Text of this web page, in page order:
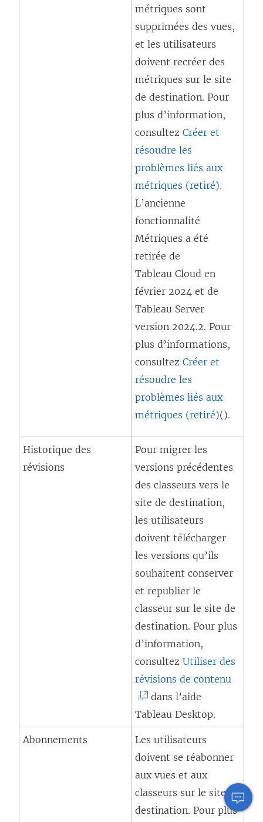
)
n
s
’
o
u
v
r
e
d
a
n
u
n
n
o
u
v
e
l
l
e
f
n
ê
t
r
e
)
métriques sont
supprimées des vues,
et les utilisateurs
doivent recréer des
métriques sur le site
de destination. Pour
plus d’information,
consultez Créer et
résoudre les
problèmes liés aux
métriques (retiré).
L’ancienne
fonctionnalité
Métriques a été
retirée de
Tableau Cloud en
février 2024 et de
Tableau Server
version 2024.2. Pour
plus d’informations,
consultez Créer et
résoudre les
problèmes liés aux
métriques (retiré)().
Historique des
révisions
Pour migrer les
versions précédentes
des classeurs vers le
site de destination,
les utilisateurs
doivent télécharger
les versions qu’ils
souhaitent conserver
et republier le
classeur sur le site de
destination. Pour plus
d’information,
consultez Utiliser des
révisions de contenu
n
s
dans l’aide
Tableau Desktop.
Abonnements
Les utilisateurs
doivent se réabonner
aux vues et aux
classeurs sur le site de
destination. Pour plus